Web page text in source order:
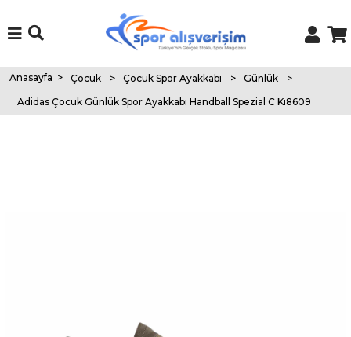
Anasayfa > Çocuk > Çocuk Spor Ayakkabı > Günlük
>
Adidas Çocuk Günlük Spor Ayakkabı Handball Spezial C Kı8609